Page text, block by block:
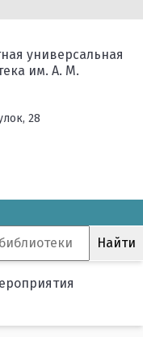
универсальная
им. А. М.
28